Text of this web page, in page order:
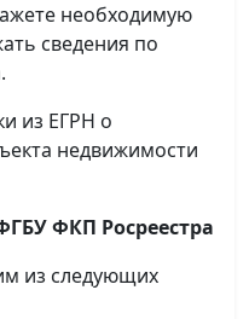
необходимую
сведения по
из ЕГРН о
недвижимости
ФКП Росреестра
из следующих